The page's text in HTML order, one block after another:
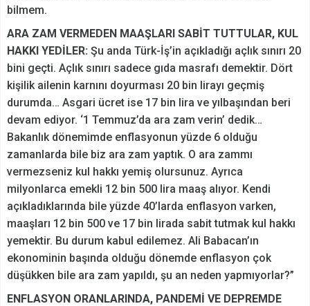
bilmem.
ARA ZAM VERMEDEN MAAŞLARI SABİT TUTTULAR, KUL
HAKKI YEDİLER: Şu anda Türk-İş’in açıkladığı açlık sınırı 20
bini geçti. Açlık sınırı sadece gıda masrafı demektir. Dört
kişilik ailenin karnını doyurması 20 bin lirayı geçmiş
durumda… Asgari ücret ise 17 bin lira ve yılbaşından beri
devam ediyor. ‘1 Temmuz’da ara zam verin’ dedik…
Bakanlık dönemimde enflasyonun yüzde 6 olduğu
zamanlarda bile biz ara zam yaptık. O ara zammı
vermezseniz kul hakkı yemiş olursunuz. Ayrıca
milyonlarca emekli 12 bin 500 lira maaş alıyor. Kendi
açıkladıklarında bile yüzde 40’larda enflasyon varken,
maaşları 12 bin 500 ve 17 bin lirada sabit tutmak kul hakkı
yemektir. Bu durum kabul edilemez. Ali Babacan’ın
ekonominin başında olduğu dönemde enflasyon çok
düşükken bile ara zam yapıldı, şu an neden yapmıyorlar?”
ENFLASYON ORANLARINDA, PANDEMİ VE DEPREMDE